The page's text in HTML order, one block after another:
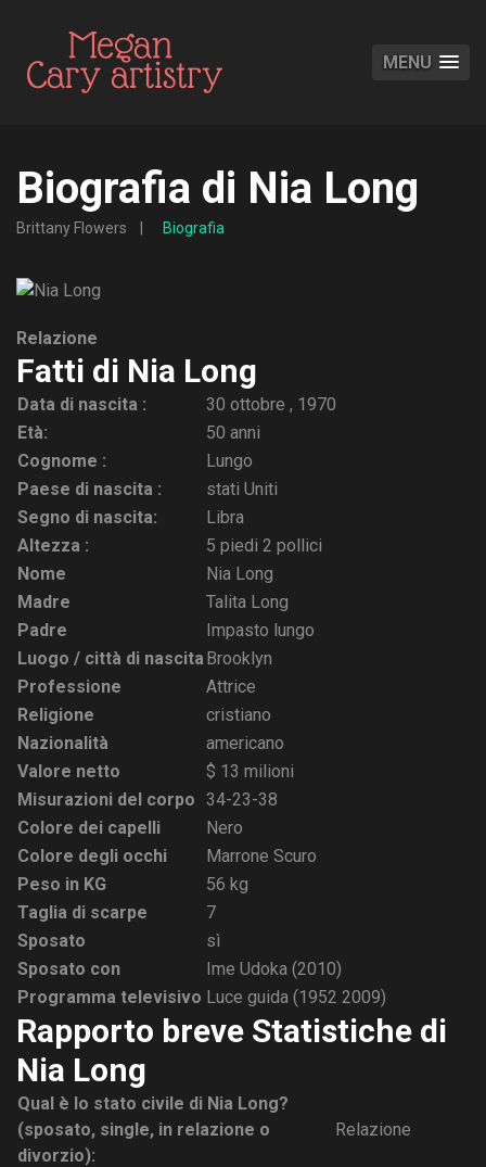
MENU
Biografia di Nia Long
Brittany Flowers Biografia
Relazione
Fatti di Nia Long
Data di nascita :
30 ottobre , 1970
Età:
50 anni
Cognome :
Lungo
Paese di nascita :
stati Uniti
Segno di nascita:
Libra
Altezza :
5 piedi 2 pollici
Nome
Nia Long
Madre
Talita Long
Padre
Impasto lungo
Luogo / città di nascita Brooklyn
Professione
Attrice
Religione
cristiano
Nazionalità
americano
Valore netto
$ 13 milioni
Misurazioni del corpo 34-23-38
Colore dei capelli
Nero
Colore degli occhi
Marrone Scuro
Peso in KG
56 kg
Taglia di scarpe
7
Sposato
sì
Sposato con
Ime Udoka (2010)
Programma televisivo Luce guida (1952 2009)
Rapporto breve Statistiche di
Nia Long
Qual è lo stato civile di Nia Long?
(sposato, single, in relazione o
divorzio):
Relazione